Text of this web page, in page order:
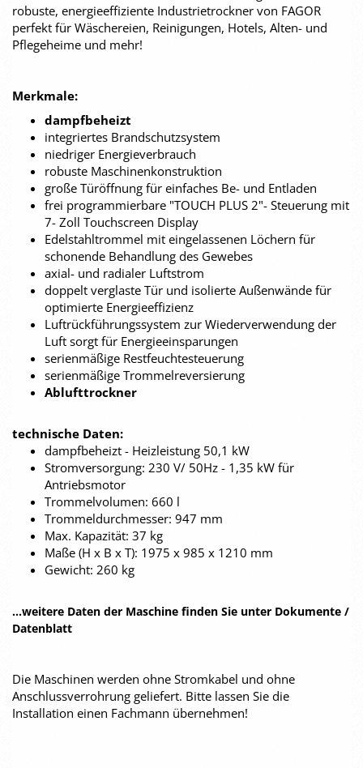
robuste, energieeffiziente Industrietrockner von FAGOR
perfekt für Wäschereien, Reinigungen, Hotels, Alten- und
Pflegeheime und mehr!
Merkmale:
dampfbeheizt
integriertes Brandschutzsystem
niedriger Energieverbrauch
robuste Maschinenkonstruktion
große Türöffnung für einfaches Be- und Entladen
frei programmierbare "TOUCH PLUS 2"- Steuerung mit
7- Zoll Touchscreen Display
Edelstahltrommel mit eingelassenen Löchern für
schonende Behandlung des Gewebes
axial- und radialer Luftstrom
doppelt verglaste Tür und isolierte Außenwände für
optimierte Energieeffizienz
Luftrückführungssystem zur Wiederverwendung der
Luft sorgt für Energieeinsparungen
serienmäßige Restfeuchtesteuerung
serienmäßige Trommelreversierung
Ablufttrockner
technische Daten:
dampfbeheizt - Heizleistung 50,1 kW
Stromversorgung: 230 V/ 50Hz - 1,35 kW für
Antriebsmotor
Trommelvolumen: 660 l
Trommeldurchmesser: 947 mm
Max. Kapazität: 37 kg
Maße (H x B x T): 1975 x 985 x 1210 mm
Gewicht: 260 kg
...weitere Daten der Maschine finden Sie unter Dokumente /
Datenblatt
Die Maschinen werden ohne Stromkabel und ohne
Anschlussverrohrung geliefert. Bitte lassen Sie die
Installation einen Fachmann übernehmen!